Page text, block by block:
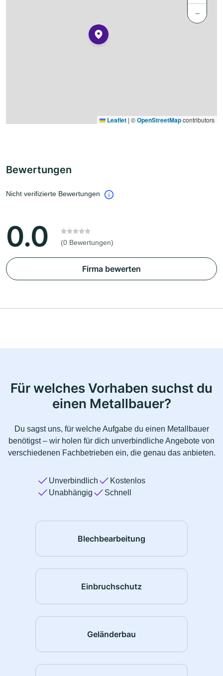
−
Leaflet | ©OpenStreetMapcontributors
Bewertungen
Nicht verifizierte Bewertungen
0.0 (0 Bewertungen)
Firma bewerten
Für welches Vorhaben suchst du
einen Metallbauer?
Du sagst uns, für welche Aufgabe du einen Metallbauer
benötigst – wir holen für dich unverbindliche Angebote von
verschiedenen Fachbetrieben ein, die genau das anbieten.
Unverbindlich
Kostenlos
Unabhängig
Schnell
Blechbearbeitung
Einbruchschutz
Geländerbau